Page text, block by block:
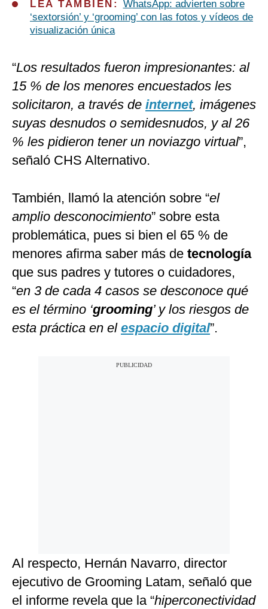
LEA TAMBIÉN: WhatsApp: advierten sobre
‘sextorsión’ y ‘grooming’ con las fotos y vídeos de
visualización única
“Los resultados fueron impresionantes: al
15 % de los menores encuestados les
solicitaron, a través de internet, imágenes
suyas desnudos o semidesnudos, y al 26
% les pidieron tener un noviazgo virtual”,
señaló CHS Alternativo.
También, llamó la atención sobre “el
amplio desconocimiento” sobre esta
problemática, pues si bien el 65 % de
menores afirma saber más de tecnología
que sus padres y tutores o cuidadores,
“en 3 de cada 4 casos se desconoce qué
es el término ‘grooming’ y los riesgos de
esta práctica en el espacio digital”.
Al respecto, Hernán Navarro, director
ejecutivo de Grooming Latam, señaló que
el informe revela que la “hiperconectividad